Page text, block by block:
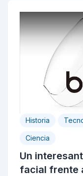
Historia
Ciencia
Un
facial frente